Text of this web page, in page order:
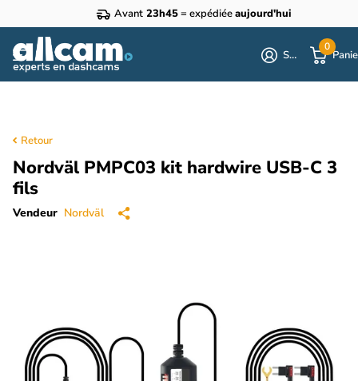
Avant 23h45= expédiéeaujourd'hui
S'identifier
0
Retour
Nordväl PMPC03 kit hardwire USB-C 3
fils
Vendeur Nordväl